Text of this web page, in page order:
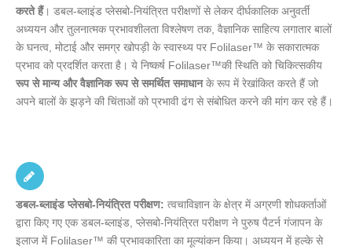
करते हैं। डबल-ब्लाइंड प्लेसबो-नियंत्रित परीक्षणों से लेकर दीर्घकालिक अनुवर्ती
अध्ययन और तुलनात्मक प्रभावशीलता विश्लेषण तक, वैज्ञानिक साहित्य लगातार बालों
के घनत्व, मोटाई और समग्र खोपड़ी के स्वास्थ्य पर Folilaser™ के सकारात्मक
प्रभाव को प्रदर्शित करता है। ये निष्कर्ष Folilaser™की स्थिति को चिकित्सकीय
रूप से मान्य और वैज्ञानिक रूप से समर्थित समाधानके रूप में रेखांकित करते हैं जो
अपने बालों के झड़ने की चिंताओं को प्रभावी ढंग से संबोधित करने की मांग कर रहे हैं।
डबल-ब्लाइंड प्लेसबो-नियंत्रित परीक्षण: त्वचाविज्ञान के क्षेत्र में अग्रणी शोधकर्ताओं
द्वारा किए गए एक डबल-ब्लाइंड, प्लेसबो-नियंत्रित परीक्षण ने पुरुष पैटर्न गंजापन के
इलाज में Folilaser™ की प्रभावकारिता का मूल्यांकन किया। अध्ययन में हल्के से